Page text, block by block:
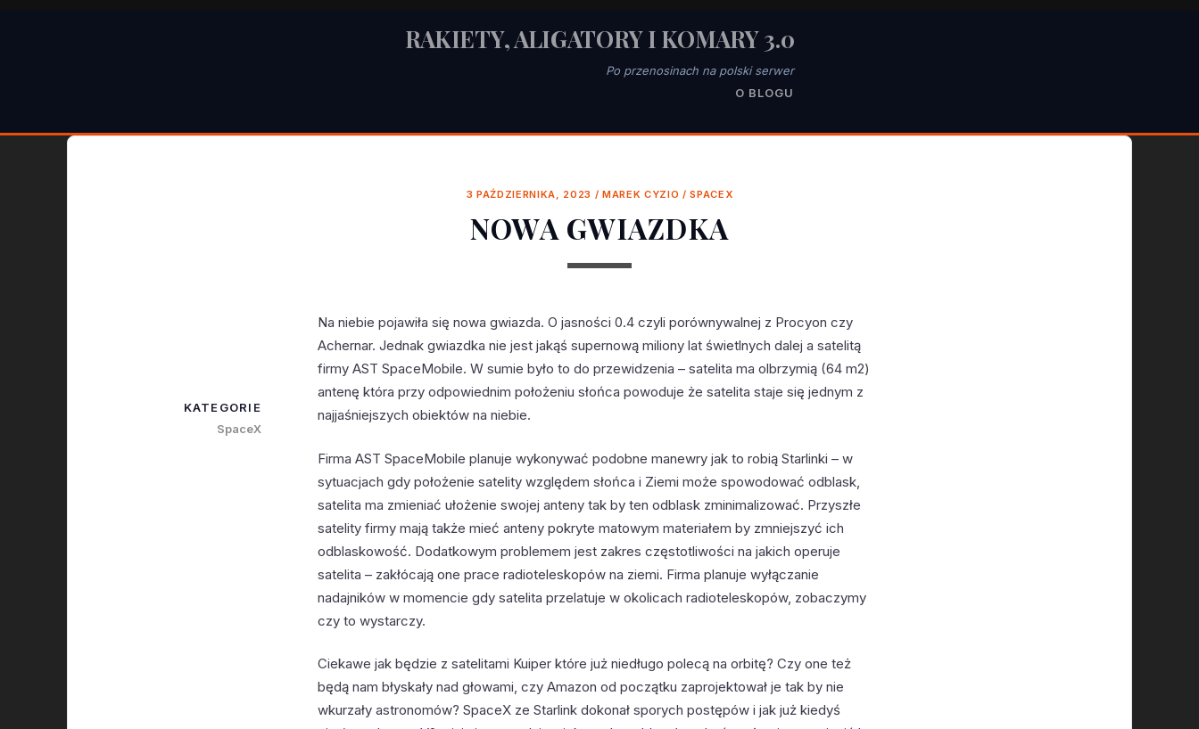
RAKIETY, ALIGATORY I KOMARY 3.0
Po przenosinach na polski serwer
O BLOGU
3 PAŹDZIERNIKA, 2023 / MAREK CYZIO /SPACEX
NOWA GWIAZDKA
Na niebie pojawiła się nowa gwiazda. O jasności 0.4 czyli porównywalnej z Procyon czy
Achernar. Jednak gwiazdka nie jest jakąś supernową miliony lat świetlnych dalej a satelitą
firmy AST SpaceMobile. W sumie było to do przewidzenia – satelita ma olbrzymią (64 m2)
antenę która przy odpowiednim położeniu słońca powoduje że satelita staje się jednym z
najjaśniejszych obiektów na niebie.
Firma AST SpaceMobile planuje wykonywać podobne manewry jak to robią Starlinki – w
sytuacjach gdy położenie satelity względem słońca i Ziemi może spowodować odblask,
satelita ma zmieniać ułożenie swojej anteny tak by ten odblask zminimalizować. Przyszłe
satelity firmy mają także mieć anteny pokryte matowym materiałem by zmniejszyć ich
odblaskowość. Dodatkowym problemem jest zakres częstotliwości na jakich operuje
satelita – zakłócają one prace radioteleskopów na ziemi. Firma planuje wyłączanie
nadajników w momencie gdy satelita przelatuje w okolicach radioteleskopów, zobaczymy
czy to wystarczy.
Ciekawe jak będzie z satelitami Kuiper które już niedługo polecą na orbitę? Czy one też
będą nam błyskały nad głowami, czy Amazon od początku zaprojektował je tak by nie
wkurzały astronomów? SpaceX ze Starlink dokonał sporych postępów i jak już kiedyś
KATEGORIE
SpaceX